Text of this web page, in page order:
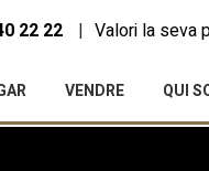
22 22 Valori la seva
VENDRE QUI